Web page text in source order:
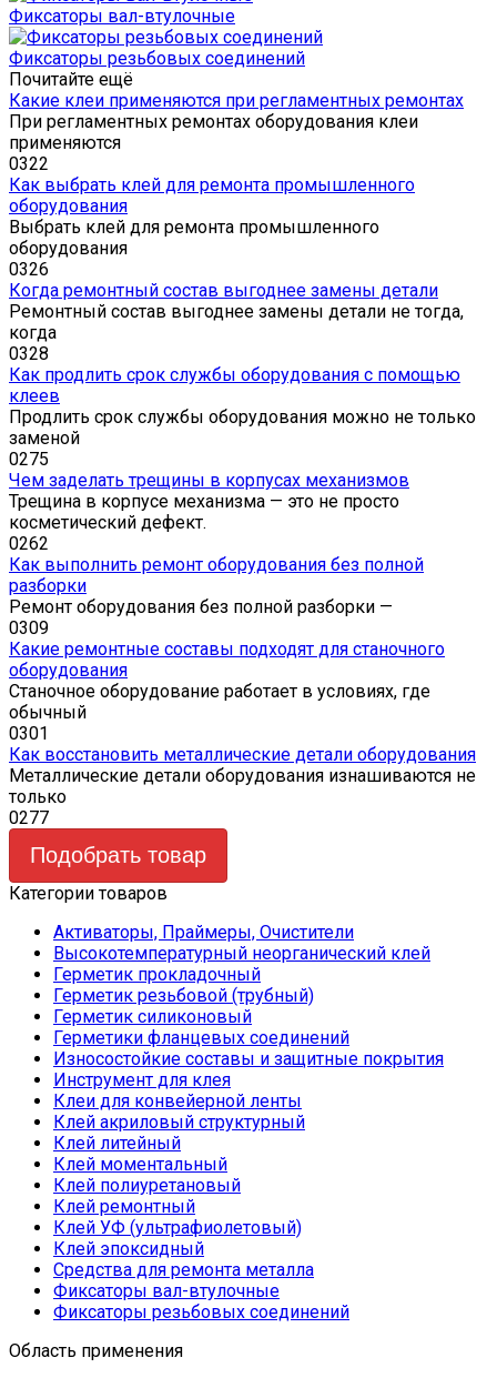
Фиксаторы вал-втулочные
Фиксаторы резьбовых соединений
Почитайте ещё
Какие клеи применяются при регламентных ремонтах
При регламентных ремонтах оборудования клеи
применяются
0322
Как выбрать клей для ремонта промышленного
оборудования
Выбрать клей для ремонта промышленного
оборудования
0326
Когда ремонтный состав выгоднее замены детали
Ремонтный состав выгоднее замены детали не тогда,
когда
0328
Как продлить срок службы оборудования с помощью
клеев
Продлить срок службы оборудования можно не только
заменой
0275
Чем заделать трещины в корпусах механизмов
Трещина в корпусе механизма — это не просто
косметический дефект.
0262
Как выполнить ремонт оборудования без полной
разборки
Ремонт оборудования без полной разборки —
0309
Какие ремонтные составы подходят для станочного
оборудования
Станочное оборудование работает в условиях, где
обычный
0301
Как восстановить металлические детали оборудования
Металлические детали оборудования изнашиваются не
только
0277
Подобрать товар
Категории товаров
Активаторы, Праймеры, Очистители
Высокотемпературный неорганический клей
Герметик прокладочный
Герметик резьбовой (трубный)
Герметик силиконовый
Герметики фланцевых соединений
Износостойкие составы и защитные покрытия
Инструмент для клея
Клеи для конвейерной ленты
Клей акриловый структурный
Клей литейный
Клей моментальный
Клей полиуретановый
Клей ремонтный
Клей УФ (ультрафиолетовый)
Клей эпоксидный
Средства для ремонта металла
Фиксаторы вал-втулочные
Фиксаторы резьбовых соединений
Область применения